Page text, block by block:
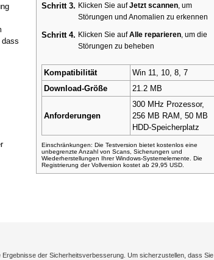
Schritt 3. Klicken Sie aufJetzt scannen , um
Störungen und Anomalien zu erkennen
Schritt 4. Klicken Sie aufAlle reparieren , um die
Störungen zu beheben
Kompatibilität
Win 11, 10, 8, 7
Download-Größe
21.2 MB
Anforderungen
300 MHz Prozessor,
256 MB RAM, 50 MB
HDD-Speicherplatz
Einschränkungen: Die Testversion bietet kostenlos eine
unbegrenzte Anzahl von Scans, Sicherungen und
Wiederherstellungen Ihrer Windows-Systemelemente. Die
Registrierung der Vollversion kostet ab 29,95 USD.
der Sicherheitsverbesserung. Um sicherzustellen, dass Sie